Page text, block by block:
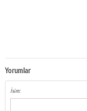
Yorumlar
İsim: